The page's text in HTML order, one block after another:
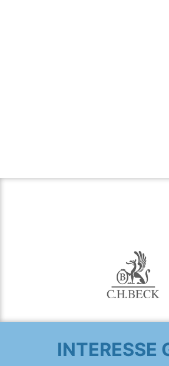
INTERESSE